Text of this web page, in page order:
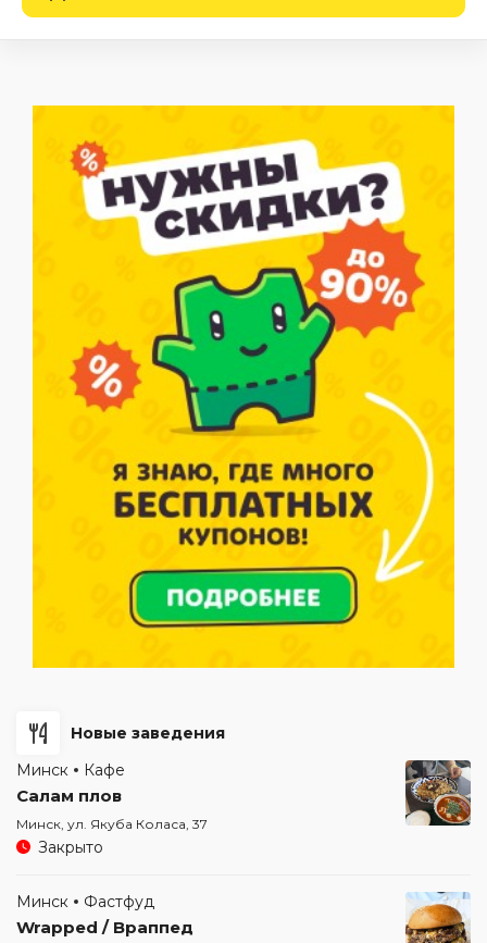
Новые заведения
Минск
Кафе
Салам плов
Минск, ул. Якуба Коласа, 37
Закрыто
Минск Фастфуд
Wrapped / Враппед